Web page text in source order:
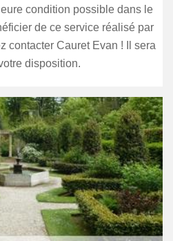
condition possible dans le
de ce service réalisé par
contacter Cauret Evan ! Il sera
disposition.